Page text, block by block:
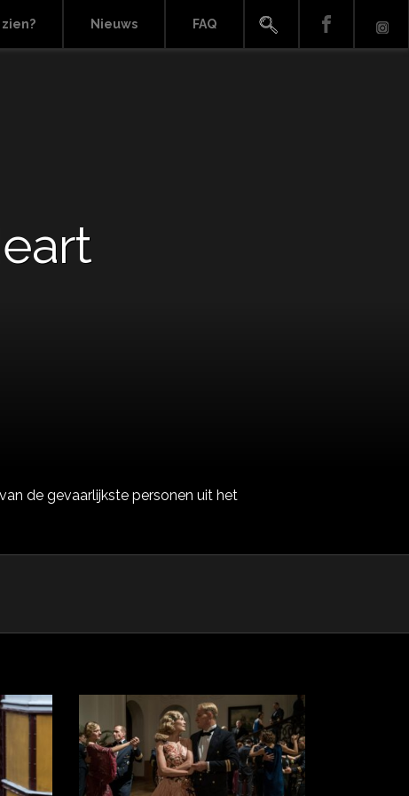
Nieuws FAQ
de gevaarlijkste personen uit het